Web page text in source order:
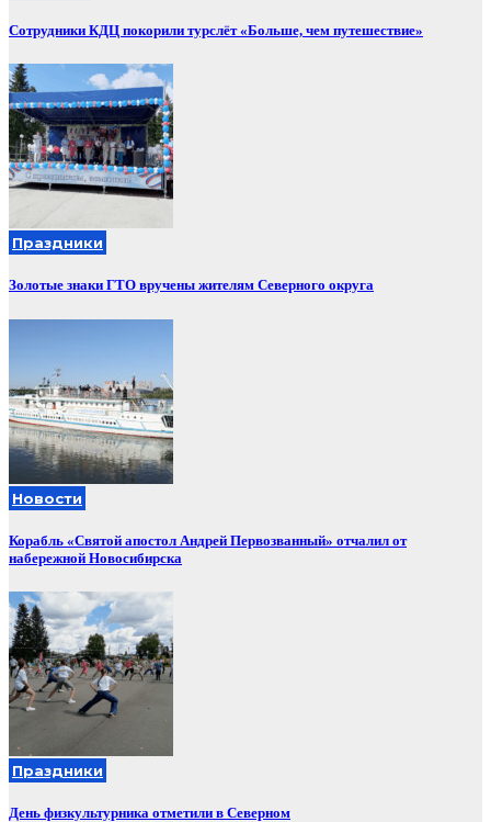
Сотрудники КДЦ покорили турслёт «Больше, чем путешествие»
Праздники
Золотые знаки ГТО вручены жителям Северного округа
Новости
Корабль «Святой апостол Андрей Первозванный» отчалил от
набережной Новосибирска
Праздники
День физкультурника отметили в Северном